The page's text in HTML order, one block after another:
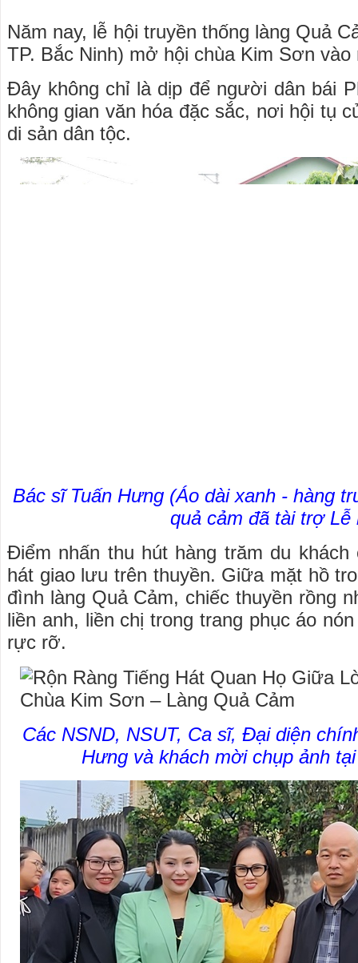
Năm nay, lễ hội truyền thống làng Quả
TP. Bắc Ninh) mở hội chùa Kim Sơn vào
Đây không chỉ là dịp để người dân bái
không gian văn hóa đặc sắc, nơi hội tụ
di sản dân tộc.
Bác sĩ Tuấn Hưng (Áo dài xanh - hàng
quả cảm đã tài trợ Lễ
Điểm nhấn thu hút hàng trăm du
hát giao lưu trên thuyền. Giữa mặt hồ
đình làng Quả Cảm, chiếc thuyền rồng
liền anh, liền chị trong trang phục áo
rực rỡ.
Các NSND, NSUT, Ca sĩ, Đại diện
Hưng và khách mời chụp ảnh